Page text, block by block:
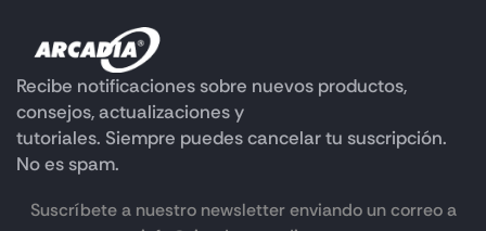
Recibe notificaciones sobre nuevos productos,
consejos, actualizaciones y
tutoriales. Siempre puedes cancelar tu suscripción.
No es spam.
Suscríbete a nuestro newsletter enviando un correo a